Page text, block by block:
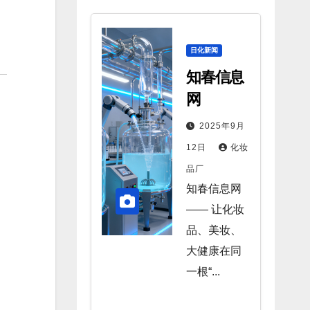
日化新闻
知春信息
网
2025年9月
12日 化妆
品厂
知春信息网
—— 让化妆
品、美妆、
大健康在同
一根“...